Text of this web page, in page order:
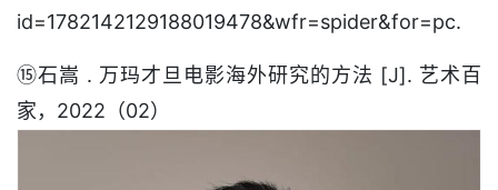
id=1782142129188019478&wfr=spider&for=pc.
⑮石嵩 . 万玛才旦电影海外研究的方法 [J]. 艺术百
家，2022（02）